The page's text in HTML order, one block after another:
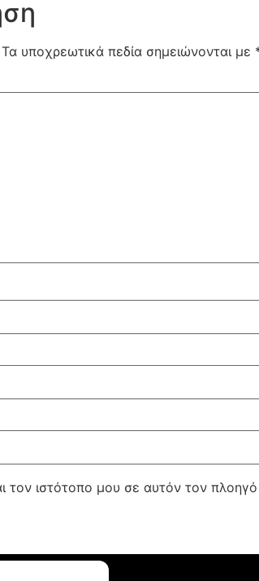
Τα υποχρεωτικά πεδία σημειώνονται με
ιστότοπο μου σε αυτόν τον